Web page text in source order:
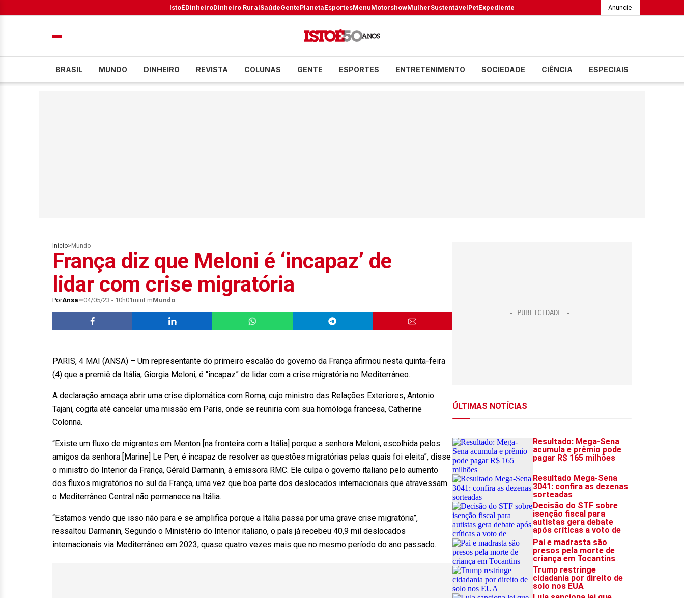
IstoÉDinheiroDinheiro RuralSaúdeGentePlanetaEsportesMenuMotorshowMulherSustentávelPetExpediente Anuncie
BRASIL MUNDO DINHEIRO REVISTA COLUNAS GENTE ESPORTES ENTRETENIMENTO SOCIEDADE CIÊNCIA ESPECIAIS
Início> Mundo
França diz que Meloni é ‘incapaz’ de
lidar com crise migratória
PorAnsa 04/05/23 - 10h01minEmMundo
PARIS, 4 MAI (ANSA) – Um representante do primeiro escalão do governo da França afirmou nesta quinta-feira
(4) que a premiê da Itália, Giorgia Meloni, é “incapaz” de lidar com a crise migratória no Mediterrâneo.
A declaração ameaça abrir uma crise diplomática com Roma, cujo ministro das Relações Exteriores, Antonio
Tajani, cogita até cancelar uma missão em Paris, onde se reuniria com sua homóloga francesa, Catherine
Colonna.
“Existe um fluxo de migrantes em Menton [na fronteira com a Itália] porque a senhora Meloni, escolhida pelos
amigos da senhora [Marine] Le Pen, é incapaz de resolver as questões migratórias pelas quais foi eleita”, disse
o ministro do Interior da França, Gérald Darmanin, à emissora RMC. Ele culpa o governo italiano pelo aumento
dos fluxos migratórios no sul da França, uma vez que boa parte dos deslocados internacionais que atravessam
o Mediterrâneo Central não permanece na Itália.
“Estamos vendo que isso não para e se amplifica porque a Itália passa por uma grave crise migratória”,
ressaltou Darmanin, Segundo o Ministério do Interior italiano, o país já recebeu 40,9 mil deslocados
internacionais via Mediterrâneo em 2023, quase quatro vezes mais que no mesmo período do ano passado.